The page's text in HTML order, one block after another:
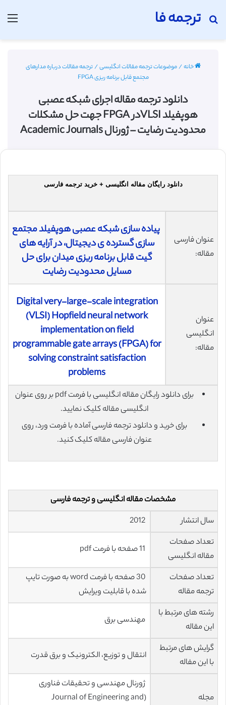
ترجمه فا
جستجو برای
خانه/موضوعات ترجمه مقالات انگلیسی/ترجمه مقالات درباره مدارهای
مجتمع قابل برنامه ریزی FPGA
دانلود ترجمه مقاله اجرای شبکه عصبی
هوپفیلد VLSIدر FPGA جهت حل مشکلات
محدودیت رضایت – ژورنال Academic Journals
دانلود رایگان مقاله انگلیسی + خرید ترجمه فارسی
عنوان فارسی
مقاله:
پیاده سازی شبکه عصبی هوپفیلد مجتمع
سازی گسترده ی دیجیتال، در آرایه های
گیت قابل برنامه ریزی میدان برای حل
مسایل محدودیت رضایت
عنوان
انگلیسی
مقاله:
Digital very-large-scale integration
(VLSI) Hopfield neural network
implementation on field
programmable gate arrays (FPGA) for
solving constraint satisfaction
problems
برای دانلود رایگان مقاله انگلیسی با فرمت pdf بر روی عنوان
انگلیسی مقاله کلیک نمایید.
برای خرید و دانلود ترجمه فارسی آماده با فرمت ورد، روی
عنوان فارسی مقاله کلیک کنید.
مشخصات مقاله انگلیسی و ترجمه فارسی
سال انتشار
تعداد صفحات
مقاله انگلیسی
تعداد صفحات
ترجمه مقاله
30 صفحه با فرمت word به صورت تایپ
شده با قابلیت ویرایش
رشته های مرتبط با
این مقاله
مهندسی برق
گرایش های مرتبط
با این مفاله
انتقال و توزیع، الکترونیک و برق قدرت
مجله
ژورنال مهندسی و تحقیقات فناوری
(Journal of Engineering and